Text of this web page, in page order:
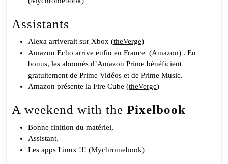
Assistants
Alexa arriverait sur Xbox (theVerge)
Amazon Echo arrive enfin en France (Amazon) . En
bonus, les abonnés d’Amazon Prime bénéficient
gratuitement de Prime Vidéos et de Prime Music.
Amazon présente la Fire Cube (theVerge)
A weekend with the Pixelbook
Bonne finition du matériel,
Assistant,
Les apps Linux !!! (Mychromebook)